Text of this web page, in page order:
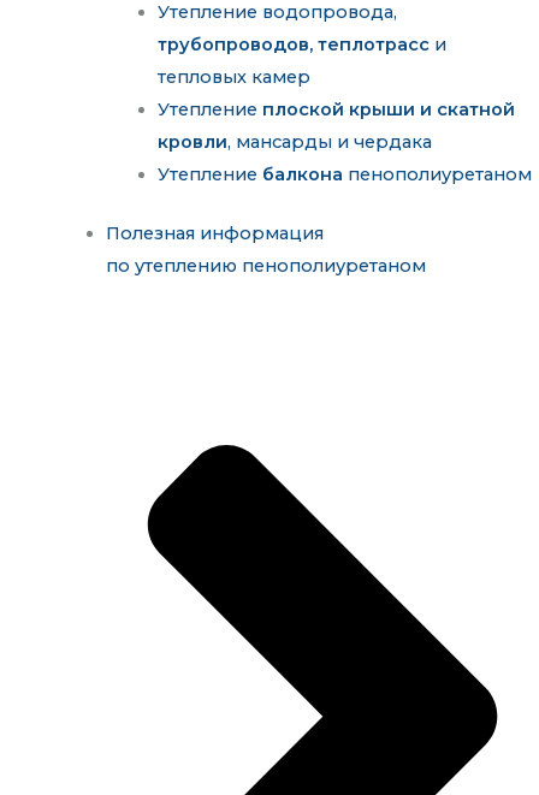
Утепление водопровода,
трубопроводов, теплотрасс и
тепловых камер
Утепление плоской крыши и скатной
кровли, мансарды и чердака
Утепление балкона пенополиуретаном
Полезная информация
по утеплению пенополиуретаном